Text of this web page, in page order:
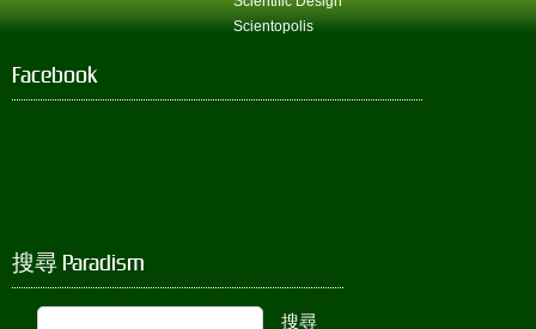
Scientopolis
Facebook
搜尋 Paradism